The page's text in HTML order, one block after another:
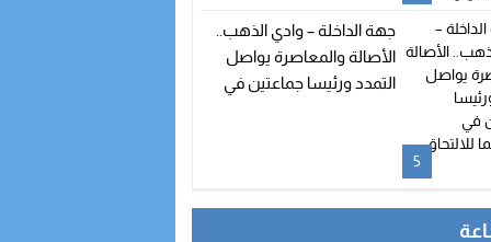
5
جهة الداخلة – وادي الذهب..
الأصالة والمعاصرة يواصل
التمدد ورئيسا جماعتين في